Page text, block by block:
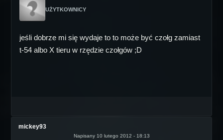
UŻYTKOWNICY
jeśli dobrze mi się wydaje to to może być czołg zamiast
t-54 albo X tieru w rzędzie czołgów ;D
mickey93
Napisany 10 lutego 2012 - 18:13